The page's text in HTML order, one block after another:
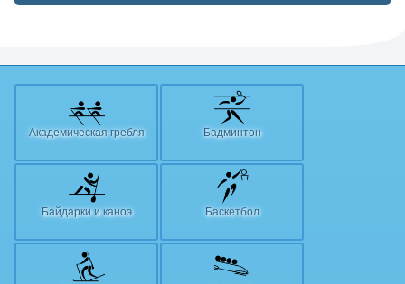
Академическая гребля Бадминтон
Байдарки и каноэ Баскетбол